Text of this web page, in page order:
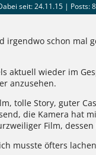
seit: 24.11.15 | Posts:
irgendwo schon mal
aktuell wieder im
anzusehen.
tolle Story, guter
die Kamera hat
Film,
musste öfters